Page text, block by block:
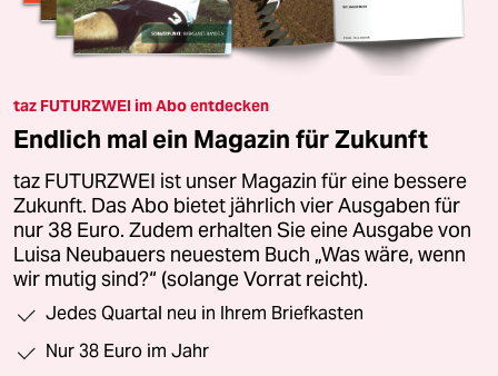
taz FUTURZWEI im Abo entdecken
Endlich mal ein Magazin für Zukunft
taz FUTURZWEI ist unser Magazin für eine bessere
Zukunft. Das Abo bietet jährlich vier Ausgaben für
nur 38 Euro. Zudem erhalten Sie eine Ausgabe von
Luisa Neubauers neuestem Buch „Was wäre, wenn
wir mutig sind?“ (solange Vorrat reicht).
Jedes Quartal neu in Ihrem Briefkasten
Nur 38 Euro im Jahr